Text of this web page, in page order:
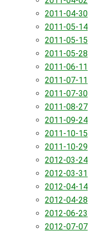
2011-04-30
2011-05-14
2011-05-15
2011-05-28
2011-06-11
2011-07-11
2011-07-30
2011-08-27
2011-09-24
2011-10-15
2011-10-29
2012-03-24
2012-03-31
2012-04-14
2012-04-28
2012-06-23
2012-07-07